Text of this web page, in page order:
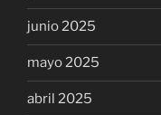
junio 2025
mayo 2025
abril 2025